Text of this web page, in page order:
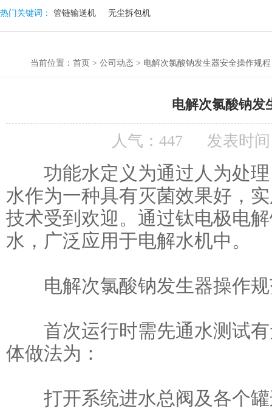
热门关键词： 管链输送机 无尘拆包机
当前位置： 首页 > 公司动态 > 电解次氯酸钠发生器安全操作规程
电解次氯酸钠发
人气： 447 发表时间
功能水定义为通过人为处理
水作为一种具有灭菌效果好，
技术受到欢迎。通过钛电极电
水，广泛应用于电解水机中。
电解次氯酸钠发生器操作规
首次运行时需先通水测试有
体做法为：
打开系统进水总阀及各个罐